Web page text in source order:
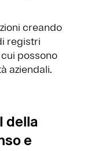
creando
registri
possono
aziendali.
della
e